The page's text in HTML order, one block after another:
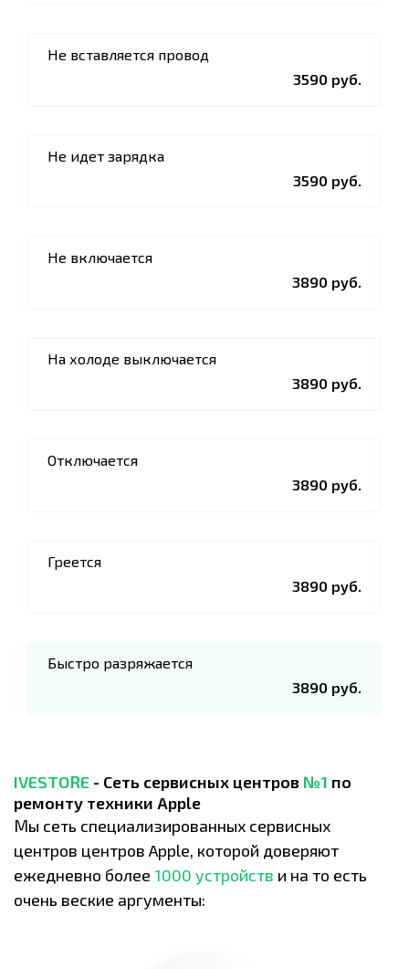
Не вставляется провод
3590 руб.
Не идет зарядка
3590 руб.
Не включается
3890 руб.
На холоде выключается
3890 руб.
Отключается
3890 руб.
Греется
3890 руб.
Быстро разряжается
3890 руб.
IVESTORE - Сеть сервисных центров №1 по
ремонту техники Apple
Мы сеть специализированных сервисных
центров центров Apple, которой доверяют
ежедневно более 1000 устройств и на то есть
очень веские аргументы: